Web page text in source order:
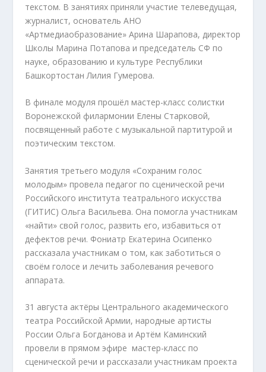
текстом. В занятиях приняли участие телеведущая,
журналист, основатель АНО
«Артмедиаобразование» Арина Шарапова, директор
Школы Марина Потапова и председатель СФ по
науке, образованию и культуре Республики
Башкортостан Лилия Гумерова.
В финале модуля прошёл мастер-класс солистки
Воронежской филармонии Елены Старковой,
посвященный работе с музыкальной партитурой и
поэтическим текстом.
Занятия третьего модуля «Сохраним голос
молодым» провела педагог по сценической речи
Российского института театрального искусства
(ГИТИС) Ольга Васильева. Она помогла участникам
«найти» свой голос, развить его, избавиться от
дефектов речи. Фониатр Екатерина Осипенко
рассказала участникам о том, как заботиться о
своём голосе и лечить заболевания речевого
аппарата.
31 августа актёры Центрального академического
театра Российской Армии, народные артисты
России Ольга Богданова и Артём Каминский
провели в прямом эфире мастер-класс по
сценической речи и рассказали участникам проекта